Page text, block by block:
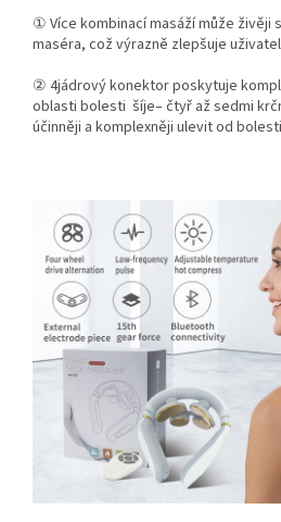
① Více kombinací masáží může živěji
maséra, což výrazně zlepšuje
② 4jádrový konektor poskytuje
oblasti bolesti šíje– čtyř až sedmi
účinněji a komplexněji ulevit od